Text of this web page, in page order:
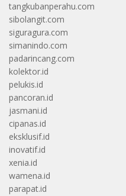
tangkubanperahu.com
sibolangit.com
siguragura.com
simanindo.com
padarincang.com
kolektor.id
pelukis.id
pancoran.id
jasmani.id
cipanas.id
eksklusif.id
inovatif.id
xenia.id
wamena.id
parapat.id